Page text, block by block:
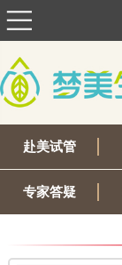
赴美试管
专家答疑